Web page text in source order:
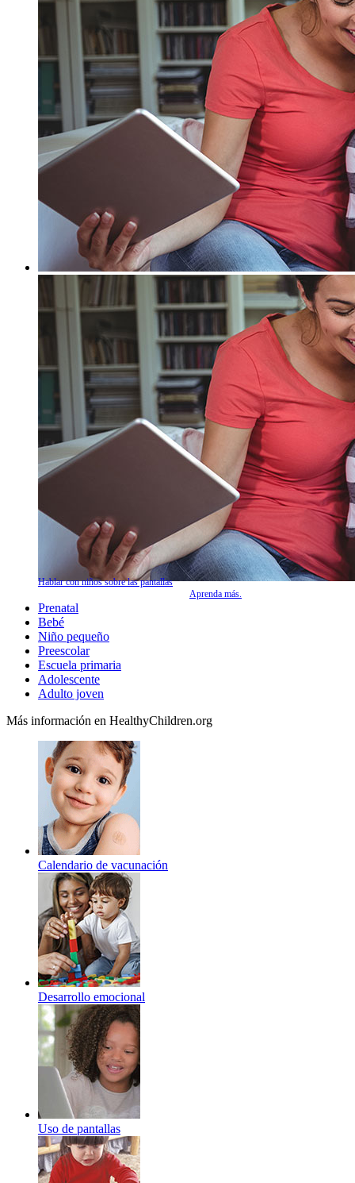
Hablar con niños sobre las pantallas
Aprenda más.
Prenatal
Bebé
Niño pequeño
Preescolar
Escuela primaria
Adolescente
Adulto joven
Más información en HealthyChildren.org
Calendario de vacunación
Desarrollo emocional
Uso de pantallas